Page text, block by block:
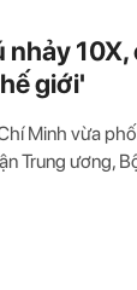
nhảy
giới'
Minh vừa
Trung ương,